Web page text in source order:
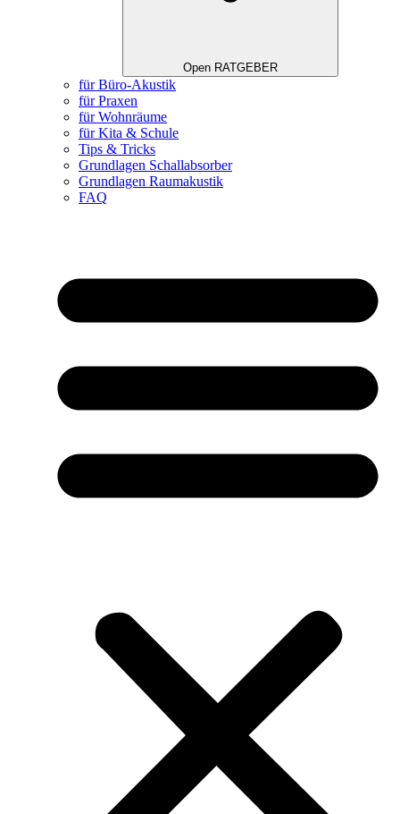
Open RATGEBER
für Büro-Akustik
für Praxen
für Wohnräume
für Kita & Schule
Tips & Tricks
Grundlagen Schallabsorber
Grundlagen Raumakustik
FAQ